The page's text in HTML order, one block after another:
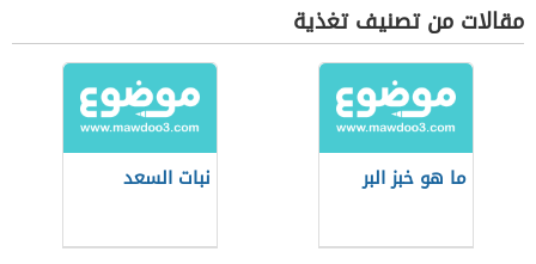
مقالات من تصنيف تغذية
ما هو خبز البر نبات السعد